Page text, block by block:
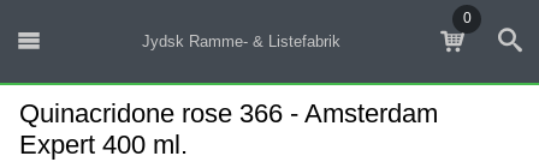
Jydsk Ramme- & Listefabrik
0
Quinacridone rose 366 - Amsterdam
Expert 400 ml.